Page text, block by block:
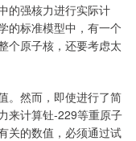
的强核力进行实际计
的标准模型中，有一个
个原子核，还要考虑太
。然而，即使进行了简
来计算钍-229等重原子
关的数值，必须通过试